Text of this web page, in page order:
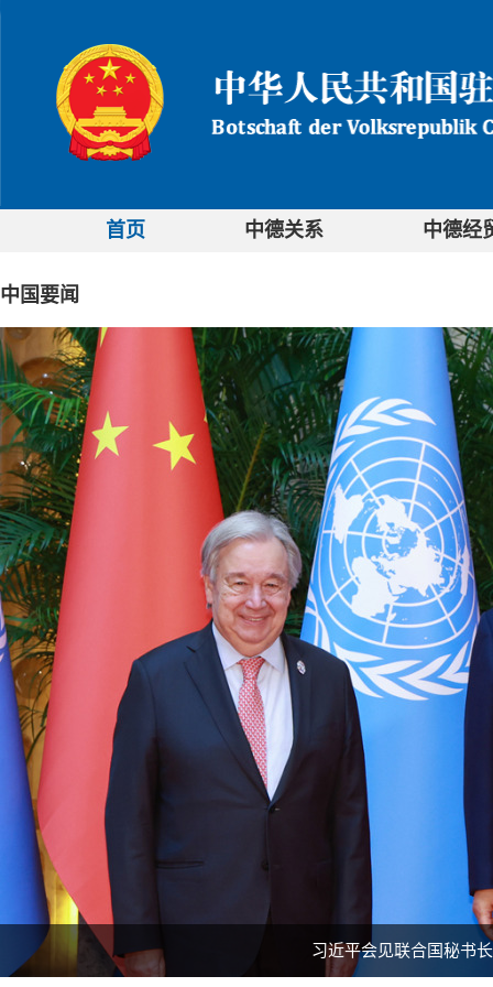
首页 中德关系 中德经
中国要闻
习近平会见联合国秘书